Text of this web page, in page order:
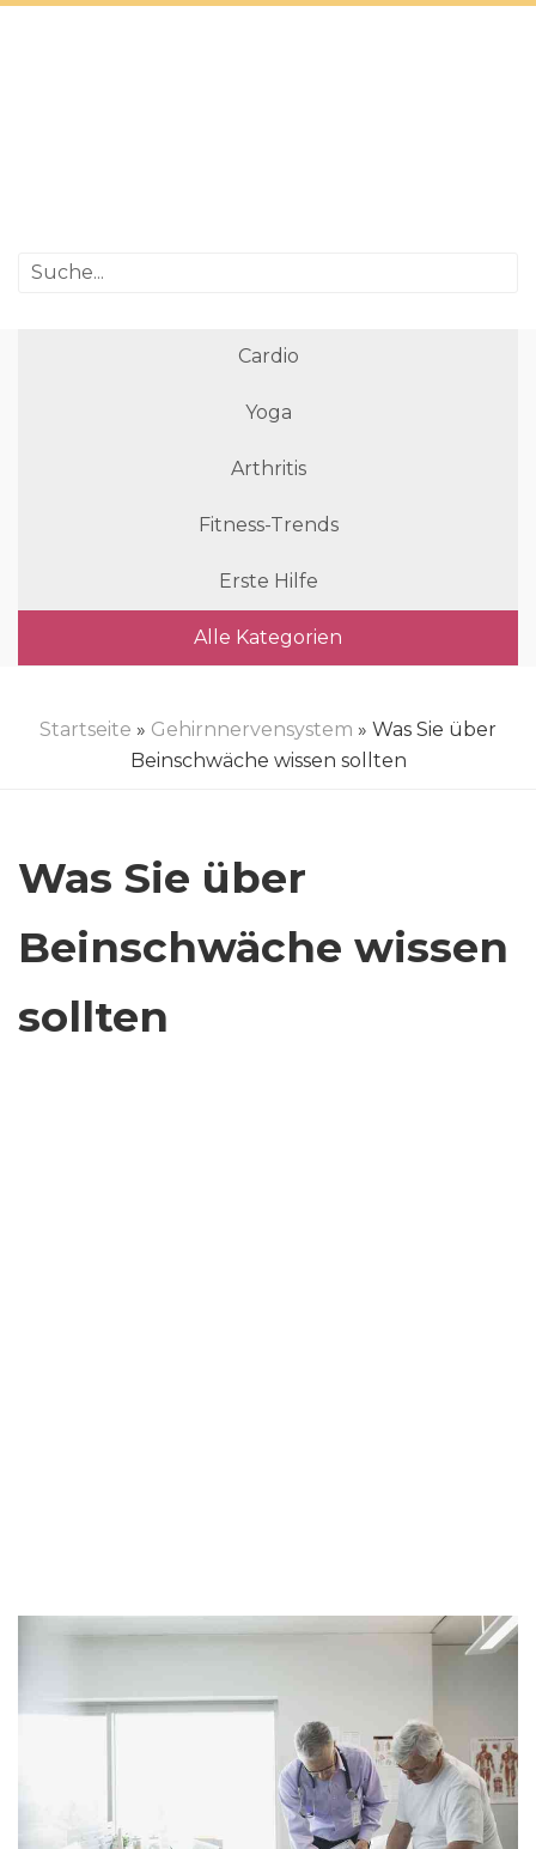
Cardio
Yoga
Arthritis
Fitness-Trends
Erste Hilfe
Alle Kategorien
Startseite » Gehirnnervensystem » Was Sie über
Beinschwäche wissen sollten
Was Sie über
Beinschwäche wissen
sollten